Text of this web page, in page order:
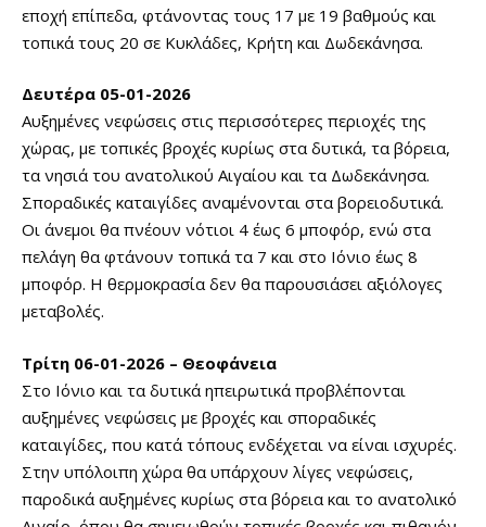
εποχή επίπεδα, φτάνοντας τους 17 με 19 βαθμούς και
τοπικά τους 20 σε Κυκλάδες, Κρήτη και Δωδεκάνησα.
Δευτέρα 05-01-2026
Αυξημένες νεφώσεις στις περισσότερες περιοχές της
χώρας, με τοπικές βροχές κυρίως στα δυτικά, τα βόρεια,
τα νησιά του ανατολικού Αιγαίου και τα Δωδεκάνησα.
Σποραδικές καταιγίδες αναμένονται στα βορειοδυτικά.
Οι άνεμοι θα πνέουν νότιοι 4 έως 6 μποφόρ, ενώ στα
πελάγη θα φτάνουν τοπικά τα 7 και στο Ιόνιο έως 8
μποφόρ. Η θερμοκρασία δεν θα παρουσιάσει αξιόλογες
μεταβολές.
Τρίτη 06-01-2026 – Θεοφάνεια
Στο Ιόνιο και τα δυτικά ηπειρωτικά προβλέπονται
αυξημένες νεφώσεις με βροχές και σποραδικές
καταιγίδες, που κατά τόπους ενδέχεται να είναι ισχυρές.
Στην υπόλοιπη χώρα θα υπάρχουν λίγες νεφώσεις,
παροδικά αυξημένες κυρίως στα βόρεια και το ανατολικό